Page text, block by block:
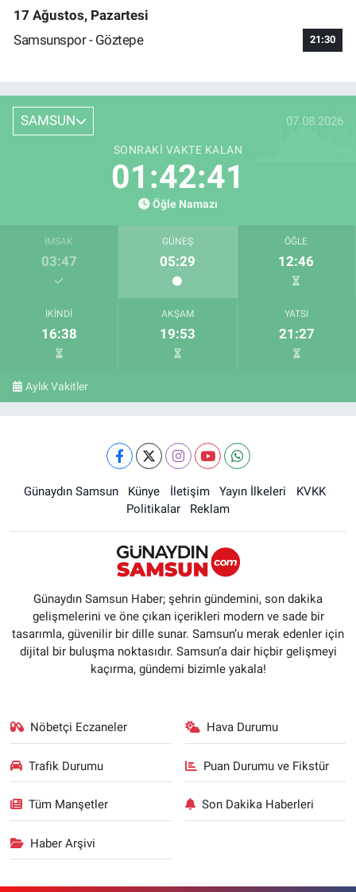
17 Ağustos, Pazartesi
Samsunspor - Göztepe
21:30
SAMSUN 07.08.2026
SONRAKI VAKTE KALAN
01:42:40
Öğle Namazı
İMSAK
03:47
GÜNEŞ
05:29
ÖĞLE
12:46
İKINDI
16:38
AKŞAM
19:53
YATSI
21:27
Aylık Vakitler
Günaydın Samsun Künye İletişim Yayın İlkeleri
KVKK
Politikalar
Reklam
Günaydın Samsun Haber; şehrin gündemini, son dakika
gelişmelerini ve öne çıkan içerikleri modern ve sade bir
tasarımla, güvenilir bir dille sunar. Samsun’u merak edenler için
dijital bir buluşma noktasıdır. Samsun’a dair hiçbir gelişmeyi
kaçırma, gündemi bizimle yakala!
Nöbetçi Eczaneler Hava Durumu
Trafik Durumu Puan Durumu ve Fikstür
Tüm Manşetler Son Dakika Haberleri
Haber Arşivi